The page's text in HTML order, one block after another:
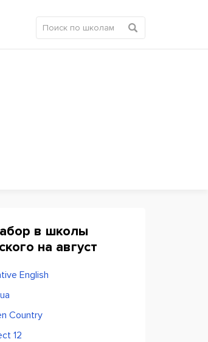
в школы
на август
English
Country
12